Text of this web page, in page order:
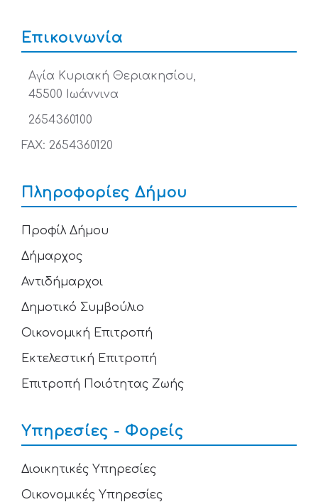
Επικοινωνία
Αγία Κυριακή Θεριακησίου,
45500 Ιωάννινα
2654360100
FAX: 2654360120
Πληροφορίες Δήμου
Προφίλ Δήμου
Δήμαρχος
Αντιδήμαρχοι
Δημοτικό Συμβούλιο
Οικονομική Επιτροπή
Εκτελεστική Επιτροπή
Επιτροπή Ποιότητας Ζωής
Υπηρεσίες - Φορείς
Διοικητικές Υπηρεσίες
Οικονομικές Υπηρεσίες